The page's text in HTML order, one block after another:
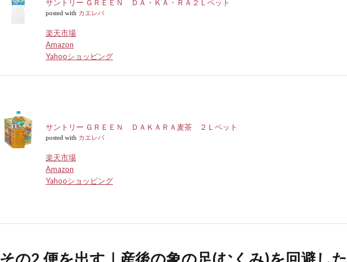
サントリー ＧＲＥＥＮ ＤＡ・ＫＡ・ＲＡ２Ｌペット
posted with カエレバ
楽天市場
Amazon
Yahooショッピング
サントリー ＧＲＥＥＮ ＤＡＫＡＲＡ麦茶 ２Ｌペット
posted with カエレバ
楽天市場
Amazon
Yahooショッピング
その2.便を出す｜産後の象の足(むくみ)を回避し